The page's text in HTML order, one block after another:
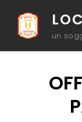
un